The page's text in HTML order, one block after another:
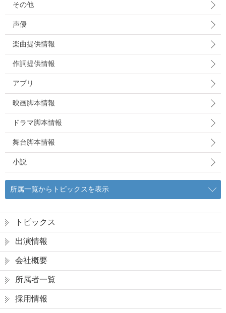
その他
声優
楽曲提供情報
作詞提供情報
アプリ
映画脚本情報
ドラマ脚本情報
舞台脚本情報
小説
所属一覧からトピックスを表示
トピックス
出演情報
会社概要
所属者一覧
採用情報